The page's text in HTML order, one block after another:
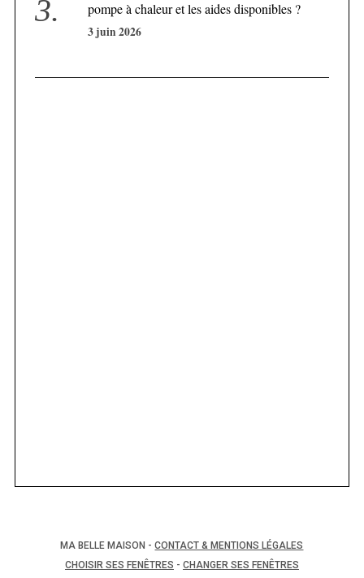
pompe à chaleur et les aides disponibles ?
3 juin 2026
MA BELLE MAISON -CONTACT & MENTIONS LÉGALES
CHOISIR SES FENÊTRES - CHANGER SES FENÊTRES